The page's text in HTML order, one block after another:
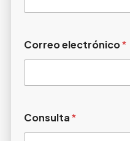
Correo electrónico*
Consulta*